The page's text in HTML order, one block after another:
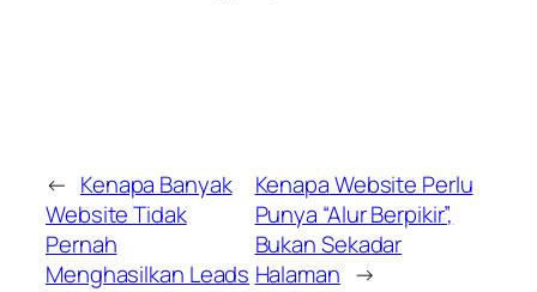
← Kenapa Banyak
Website Tidak
Pernah
Menghasilkan Leads
Kenapa Website Perlu
Punya “Alur Berpikir”,
Bukan Sekadar
Halaman →